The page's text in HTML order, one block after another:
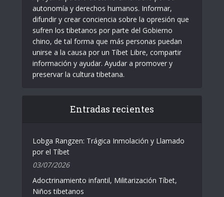
autonomía y derechos humanos. Informar,
difundir y crear conciencia sobre la opresión que
sufren los tibetanos por parte del Gobierno
chino, de tal forma que más personas puedan
unirse a la causa por un Tíbet Libre, compartir
información y ayudar. Ayudar a promover y
preservar la cultura tibetana.
Entradas recientes
Lobga Rangzen: Trágica Inmolación y Llamado
por el Tíbet
03/07/2026
Adoctrinamiento infantil, Militarización Tíbet,
Niños tibetanos